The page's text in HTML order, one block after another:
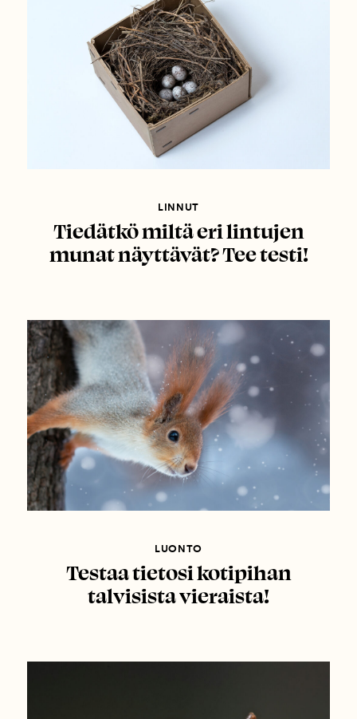
LINNUT
Tiedätkö miltä eri lintujen
munat näyttävät? Tee testi!
LUONTO
Testaa tietosi kotipihan
talvisista vieraista!